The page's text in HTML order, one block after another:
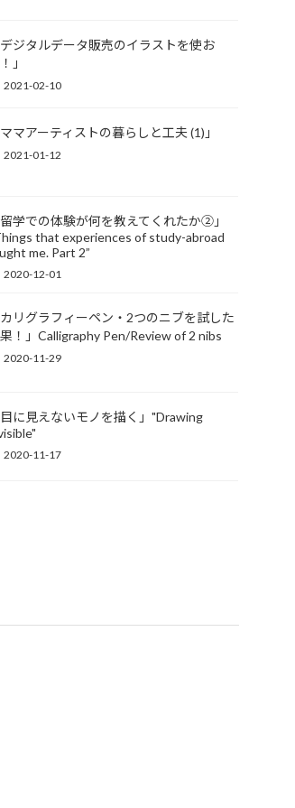
デジタルデータ販売のイラストを使お
」
2021-02-10
ママアーティストの暮らしと工夫 (1)」
2021-01-12
留学での体験が何を教えてくれたか②」
that experiences of study-abroad
me. Part 2”
2020-12-01
カリグラフィーペン・2つのニブを試した
！」Calligraphy Pen/Review of 2 nibs
2020-11-29
目に見えないモノを描く」"Drawing
2020-11-17